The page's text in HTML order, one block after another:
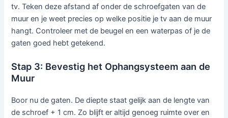
tv. Teken deze afstand af onder de schroefgaten van de
muur en je weet precies op welke positie je tv aan de muur
hangt. Controleer met de beugel en een waterpas of je de
gaten goed hebt getekend.
Stap 3: Bevestig het Ophangsysteem aan de
Muur
Boor nu de gaten. De diepte staat gelijk aan de lengte van
de schroef + 1 cm. Zo blijft er altijd genoeg ruimte over en